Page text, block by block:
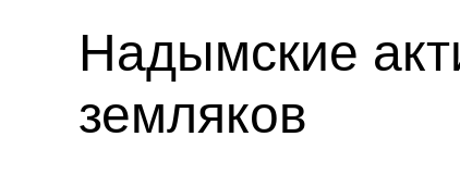
Надымские
земляков